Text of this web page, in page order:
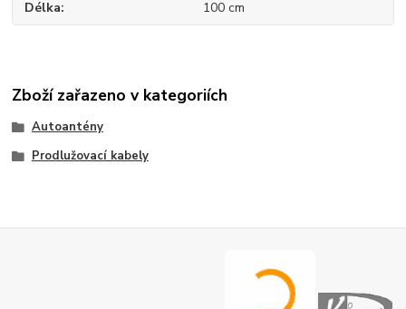
Délka 100 cm
Zboží zařazeno v kategoriích
Autoantény
Prodlužovací kabely